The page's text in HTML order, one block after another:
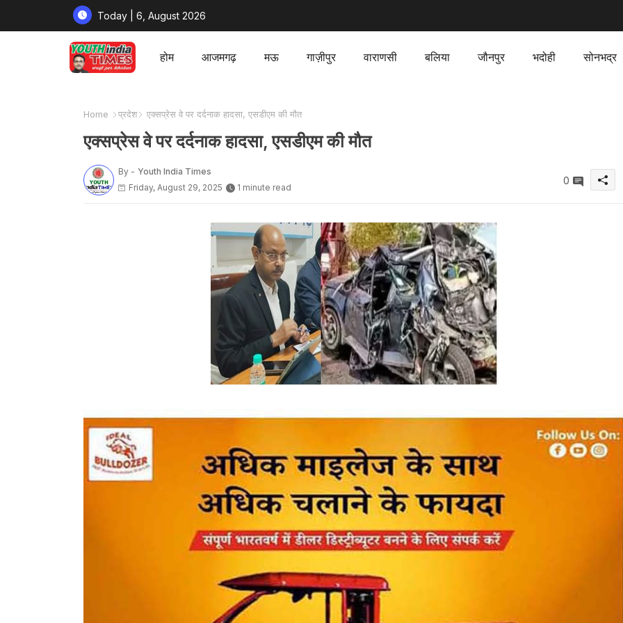
Today | 6, August 2026
होम आजमगढ़ मऊ गाज़ीपुर वाराणसी बलिया जौनपुर भदोही सोनभद्र
Home प्रदेश एक्सप्रेस वे पर दर्दनाक हादसा, एसडीएम की मौत
एक्सप्रेस वे पर दर्दनाक हादसा, एसडीएम की मौत
By - Youth India Times
Friday, August 29, 2025
1 minute read
0